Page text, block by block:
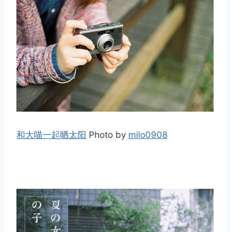
和大喵一起晒太阳 Photo by milo0908